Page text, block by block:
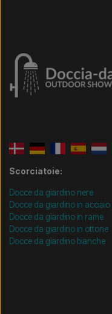
Scorciatoie:
Docce da giardino nere
Docce da giardino in acciaio
Docce da giardino in rame
Docce da giardino in ottone
Docce da giardino bianche